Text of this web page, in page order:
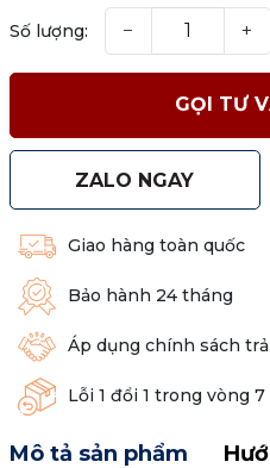
Số lượng: − +
GỌI TƯ
ZALO NGAY
Giao hàng toàn quốc
Bảo hành 24 tháng
Áp dụng chính sách
Lỗi 1 đổi 1 trong vòng 7
Mô tả sản phẩm